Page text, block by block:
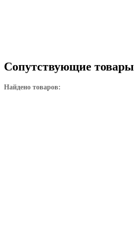
Сопутствующие товары
Найдено товаров: